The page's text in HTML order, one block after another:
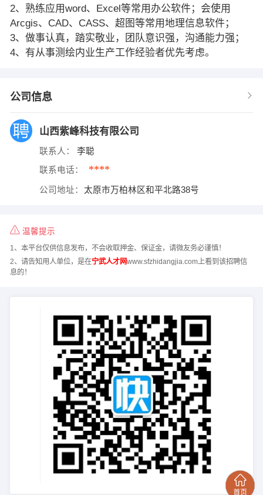
2、熟练应用word、Excel等常用办公软件；会使用
Arcgis、CAD、CASS、超图等常用地理信息软件；
3、做事认真，踏实敬业，团队意识强，沟通能力强；
4、有从事测绘内业生产工作经验者优先考虑。
公司信息
山西紫峰科技有限公司
联系人： 李聪
联系电话： ****
公司地址： 太原市万柏林区和平北路38号
温馨提示
1、本平台仅供信息发布，不会收取押金、保证金，请微友务必谨慎！
2、请告知用人单位，是在宁武人才网www.sfzhidangjia.com上看到该招聘信
息的！